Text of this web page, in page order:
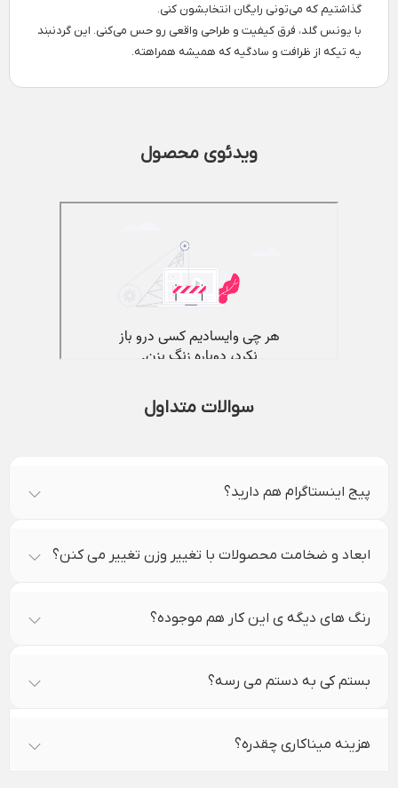
گذاشتیم که می‌تونی رایگان انتخابشون کنی.
با یونس گلد، فرق کیفیت و طراحی واقعی رو حس می‌کنی. این گردنبند
یه تیکه از ظرافت و سادگیه که همیشه همراهته.
ویدئوی محصول
سوالات متداول
پیج اینستاگرام هم دارید؟
ابعاد و ضخامت محصولات با تغییر وزن تغییر می کنن؟
رنگ های دیگه ی این کار هم موجوده؟
بستم کی به دستم می رسه؟
هزینه میناکاری چقدره؟